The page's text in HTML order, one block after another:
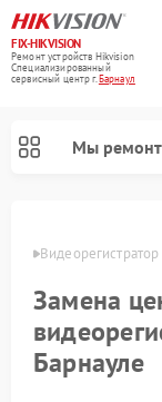
FIX-HIKVISION
Ремонт устройств Hikvision
Специализированный
cервисный центр г.Барнаул
Мы
Замена
Барнауле